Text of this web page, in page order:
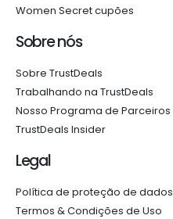
Women Secret cupões
Sobre nós
Sobre TrustDeals
Trabalhando na TrustDeals
Nosso Programa de Parceiros
TrustDeals Insider
Legal
Política de proteção de dados
Termos & Condições de Uso